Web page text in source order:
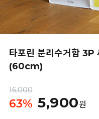
타포린 분리수거함
(60cm)
16,000
63% 5,900원